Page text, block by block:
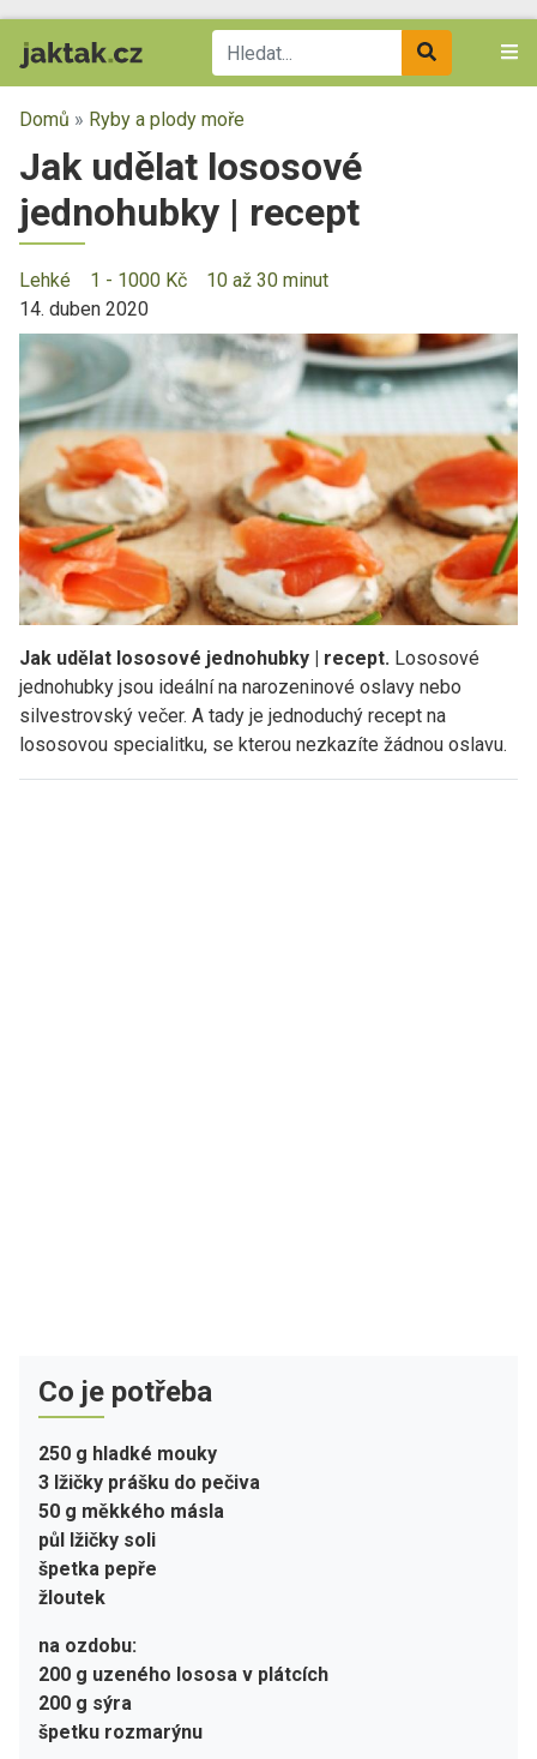
Domů » Ryby a plody moře
Jak udělat lososové
jednohubky | recept
Lehké 1 - 1000 Kč
10 až 30 minut
14. duben 2020
Jak udělat lososové jednohubky | recept. Lososové
jednohubky jsou ideální na narozeninové oslavy nebo
silvestrovský večer. A tady je jednoduchý recept na
lososovou specialitku, se kterou nezkazíte žádnou oslavu.
Co je potřeba
250 g hladké mouky
3 lžičky prášku do pečiva
50 g měkkého másla
půl lžičky soli
špetka pepře
žloutek
na ozdobu:
200 g uzeného lososa v plátcích
200 g sýra
špetku rozmarýnu